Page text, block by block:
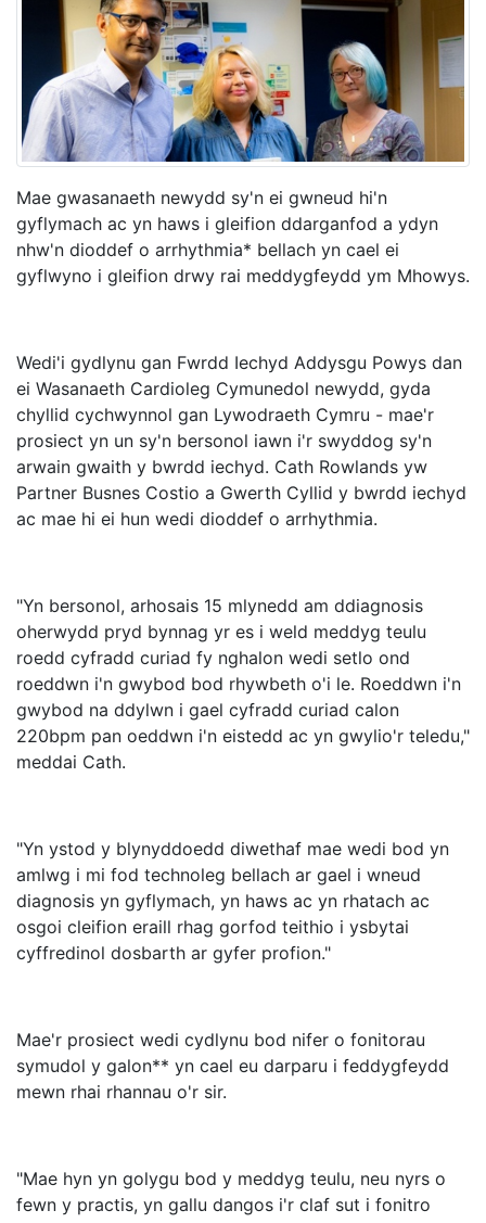
Mae gwasanaeth newydd sy'n ei gwneud hi'n
gyflymach ac yn haws i gleifion ddarganfod a ydyn
nhw'n dioddef o arrhythmia* bellach yn cael ei
gyflwyno i gleifion drwy rai meddygfeydd ym Mhowys.
Wedi'i gydlynu gan Fwrdd Iechyd Addysgu Powys dan
ei Wasanaeth Cardioleg Cymunedol newydd, gyda
chyllid cychwynnol gan Lywodraeth Cymru - mae'r
prosiect yn un sy'n bersonol iawn i'r swyddog sy'n
arwain gwaith y bwrdd iechyd. Cath Rowlands yw
Partner Busnes Costio a Gwerth Cyllid y bwrdd iechyd
ac mae hi ei hun wedi dioddef o arrhythmia.
"Yn bersonol, arhosais 15 mlynedd am ddiagnosis
oherwydd pryd bynnag yr es i weld meddyg teulu
roedd cyfradd curiad fy nghalon wedi setlo ond
roeddwn i'n gwybod bod rhywbeth o'i le. Roeddwn i'n
gwybod na ddylwn i gael cyfradd curiad calon
220bpm pan oeddwn i'n eistedd ac yn gwylio'r teledu,"
meddai Cath.
"Yn ystod y blynyddoedd diwethaf mae wedi bod yn
amlwg i mi fod technoleg bellach ar gael i wneud
diagnosis yn gyflymach, yn haws ac yn rhatach ac
osgoi cleifion eraill rhag gorfod teithio i ysbytai
cyffredinol dosbarth ar gyfer profion."
Mae'r prosiect wedi cydlynu bod nifer o fonitorau
symudol y galon** yn cael eu darparu i feddygfeydd
mewn rhai rhannau o'r sir.
"Mae hyn yn golygu bod y meddyg teulu, neu nyrs o
fewn y practis, yn gallu dangos i'r claf sut i fonitro